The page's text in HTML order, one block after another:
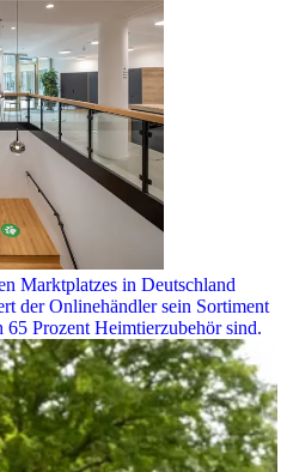
Marktplatzes in Deutschland
der Onlinehändler sein Sortiment
Prozent Heimtierzubehör sind.